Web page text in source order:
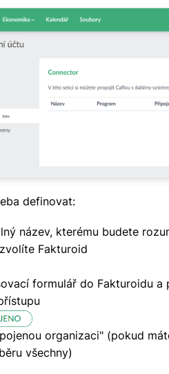
definovat:
název, kterému budete
Fakturoid
formulář do Fakturoidu a
organizaci" (pokud
všechny)